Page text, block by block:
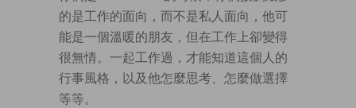
的是工作的面向，而不是私人面向，他可
能是一個溫暖的朋友，但在工作上卻變得
很無情。一起工作過，才能知道這個人的
行事風格，以及他怎麼思考、怎麼做選擇
等等。